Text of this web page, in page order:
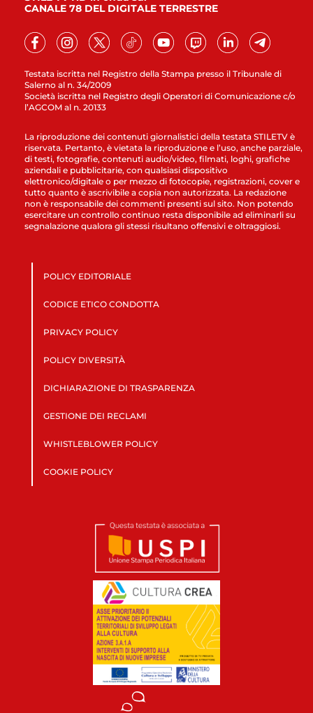
Testata iscritta nel Registro della Stampa presso il Tribunale di
Salerno al n. 34/2009
Società iscritta nel Registro degli Operatori di Comunicazione c/o
l’AGCOM al n. 20133
CANALE 78 DEL DIGITALE TERRESTRE
La riproduzione dei contenuti giornalistici della testata STILETV è
riservata. Pertanto, è vietata la riproduzione e l’uso, anche parziale,
di testi, fotografie, contenuti audio/video, filmati, loghi, grafiche
aziendali e pubblicitarie, con qualsiasi dispositivo
elettronico/digitale o per mezzo di fotocopie, registrazioni, cover e
tutto quanto è ascrivibile a copia non autorizzata. La redazione
non è responsabile dei commenti presenti sul sito. Non potendo
esercitare un controllo continuo resta disponibile ad eliminarli su
segnalazione qualora gli stessi risultano offensivi e oltraggiosi.
POLICY EDITORIALE
CODICE ETICO CONDOTTA
PRIVACY POLICY
POLICY DIVERSITÀ
DICHIARAZIONE DI TRASPARENZA
GESTIONE DEI RECLAMI
WHISTLEBLOWER POLICY
COOKIE POLICY